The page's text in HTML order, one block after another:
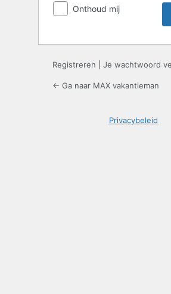
Onthoud mij
Registreren Je wachtwoord
← Ga naar MAX vakantieman
Privacybeleid